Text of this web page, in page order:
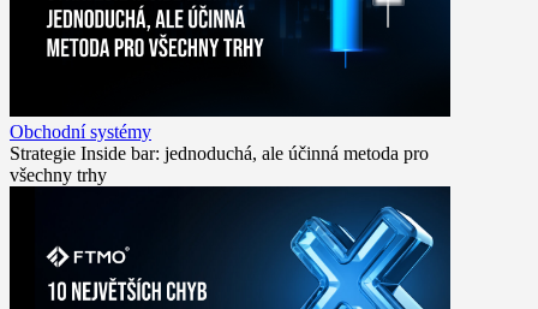
Obchodní systémy
Strategie Inside bar: jednoduchá, ale účinná metoda pro
všechny trhy